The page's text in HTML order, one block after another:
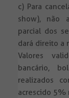
c) Para
show), não
parcial dos
dará direito a
Valores
bancário,
realizados
acrescido 5%